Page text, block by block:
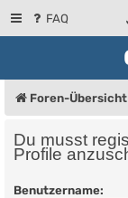
FAQ
Foren-Übersicht
Du musst
Profile
Benutzername: